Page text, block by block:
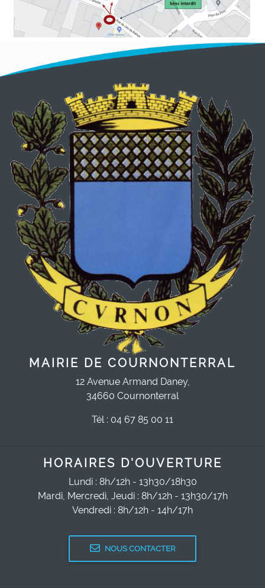
MAIRIE DE COURNONTERRAL
12 Avenue Armand Daney,
34660 Cournonterral
Tél : 04 67 85 00 11
HORAIRES D'OUVERTURE
Lundi : 8h/12h - 13h30/18h30
Mardi, Mercredi, Jeudi : 8h/12h - 13h30/17h
Vendredi : 8h/12h - 14h/17h
NOUS CONTACTER